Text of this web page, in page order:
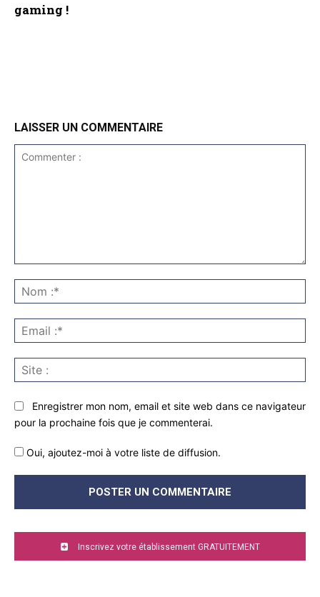
gaming !
LAISSER UN COMMENTAIRE
:*
:*
:
Enregistrer mon nom, email et site web dans ce navigateur
pour la prochaine fois que je commenterai.
Oui, ajoutez-moi à votre liste de diffusion.
Inscrivez votre établissement GRATUITEMENT